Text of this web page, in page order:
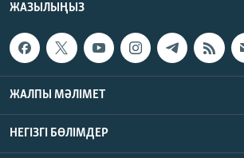
ЖАЗЫЛЫҢЫЗ
ЖАЛПЫ МӘЛІМЕТ
НЕГІЗГІ БӨЛІМДЕР